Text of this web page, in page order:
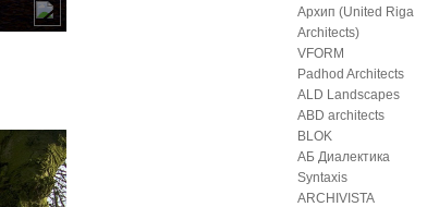
Архип (United Riga
Architects)
VFORM
Padhod Architects
ALD Landscapes
ABD architects
BLOK
АБ Диалектика
Syntaxis
ARCHIVISTA